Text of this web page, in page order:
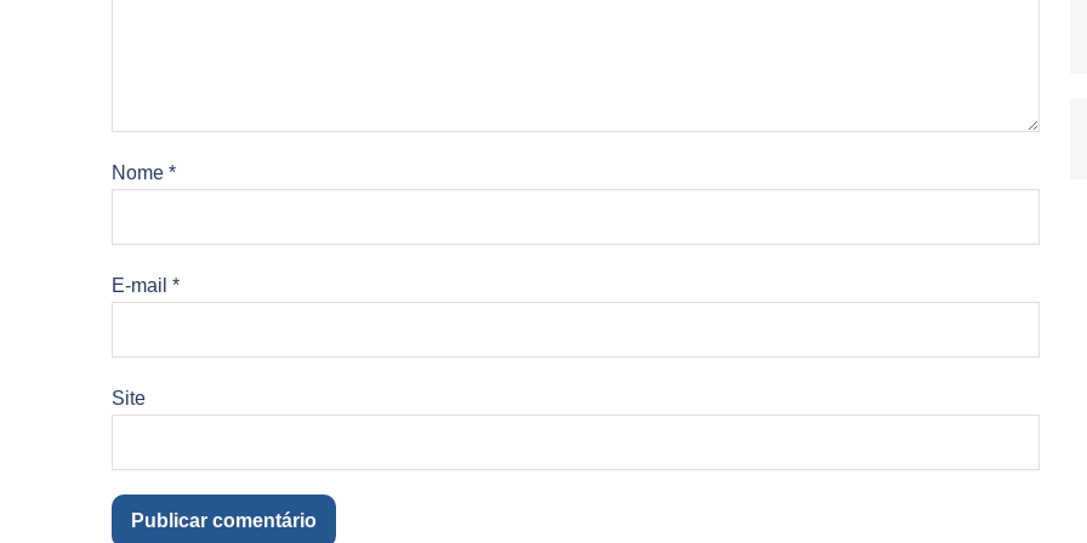
Nome *
E-mail *
Site